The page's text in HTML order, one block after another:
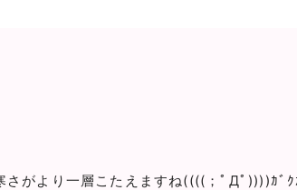
さがより一層こたえますね((((；ﾟДﾟ))))ｶﾞ